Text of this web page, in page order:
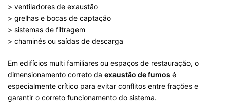
> ventiladores de exaustão
> grelhas e bocas de captação
> sistemas de filtragem
> chaminés ou saídas de descarga
Em edifícios multi familiares ou espaços de restauração, o
dimensionamento correto da exaustão de fumos é
especialmente crítico para evitar conflitos entre frações e
garantir o correto funcionamento do sistema.